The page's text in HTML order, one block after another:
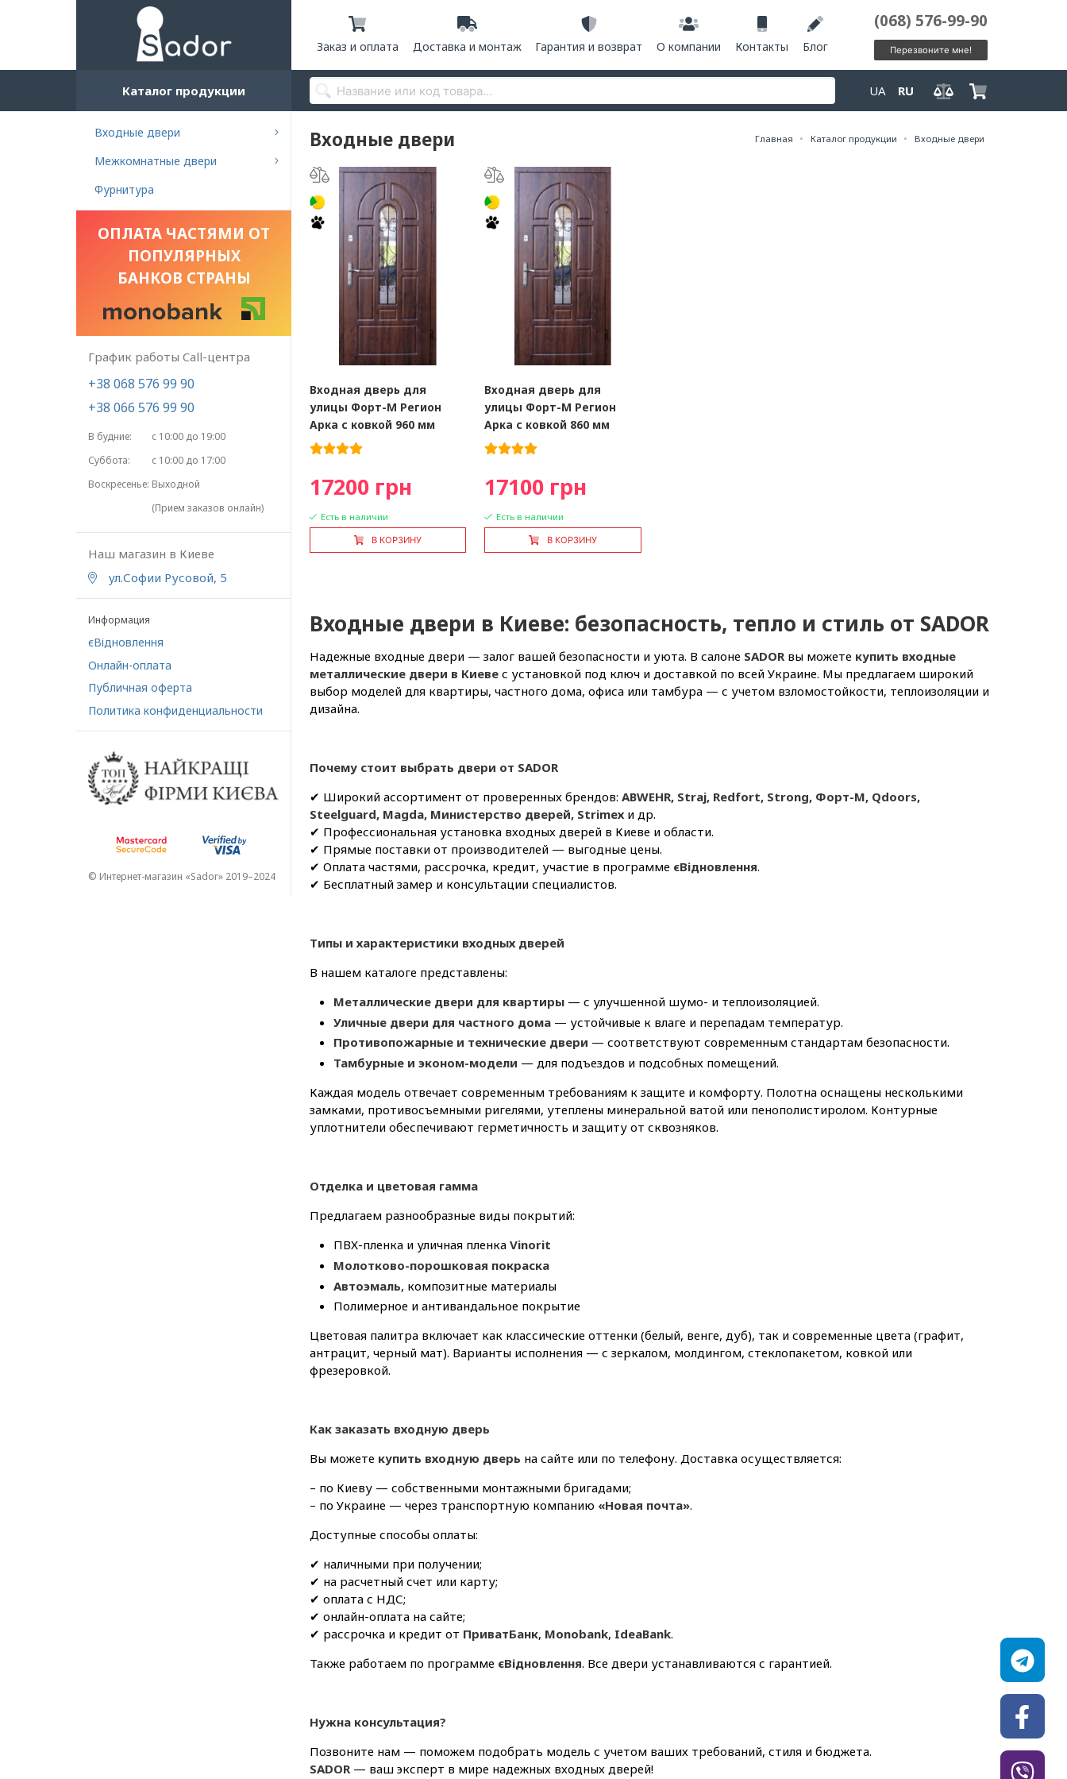
Заказ и оплата Доставка и монтаж Гарантия и возврат О компании Контакты Блог
(068) 576-99-90
Перезвоните мне!
Каталог продукции UA RU
Входные двери
Межкомнатные двери
Фурнитура
ОПЛАТА ЧАСТЯМИ ОТ
ПОПУЛЯРНЫХ
БАНКОВ СТРАНЫ
График работы Call-центра
+38 068 576 99 90
+38 066 576 99 90
В будние:
Суббота:
Воскресенье:
с 10:00 до 19:00
с 10:00 до 17:00
Выходной
(Прием заказов онлайн)
Наш магазин в Киеве
ул.Софии Русовой, 5
Информация
єВідновлення
Онлайн-оплата
Публичная оферта
Политика конфиденциальности
© Интернет-магазин «Sador» 2019–2024
Входные двери Главная Каталог продукции Входные двери
Входная дверь для
улицы Форт-М Регион
Арка с ковкой 960 мм
17200 грн
Есть в наличии
В КОРЗИНУ
Входная дверь для
улицы Форт-М Регион
Арка с ковкой 860 мм
17100 грн
Есть в наличии
В КОРЗИНУ
Входные двери в Киеве: безопасность, тепло и стиль от SADOR
Надежные входные двери — залог вашей безопасности и уюта. В салоне SADORвы можете купить входные
металлические двери в Киевес установкой под ключ и доставкой по всей Украине. Мы предлагаем широкий
выбор моделей для квартиры, частного дома, офиса или тамбура — с учетом взломостойкости, теплоизоляции и
дизайна.
Почему стоит выбрать двери от SADOR
✔ Широкий ассортимент от проверенных брендов: ABWEHR, Straj, Redfort, Strong, Форт-М, Qdoors,
Steelguard, Magda, Министерство дверей, Strimeхи др.
✔ Профессиональная установка входных дверей в Киеве и области.
✔ Прямые поставки от производителей — выгодные цены.
✔ Оплата частями, рассрочка, кредит, участие в программе єВідновлення.
✔ Бесплатный замер и консультации специалистов.
Типы и характеристики входных дверей
В нашем каталоге представлены:
Металлические двери для квартиры— с улучшенной шумо- и теплоизоляцией.
Уличные двери для частного дома— устойчивые к влаге и перепадам температур.
Противопожарные и технические двери — соответствуют современным стандартам безопасности.
Тамбурные и эконом-модели — для подъездов и подсобных помещений.
Каждая модель отвечает современным требованиям к защите и комфорту. Полотна оснащены несколькими
замками, противосъемными ригелями, утеплены минеральной ватой или пенополистиролом. Контурные
уплотнители обеспечивают герметичность и защиту от сквозняков.
Отделка и цветовая гамма
Предлагаем разнообразные виды покрытий:
ПВХ-пленка и уличная пленка Vinorit
Молотково-порошковая покраска
Автоэмаль, композитные материалы
Полимерное и антивандальное покрытие
Цветовая палитра включает как классические оттенки (белый, венге, дуб), так и современные цвета (графит,
антрацит, черный мат). Варианты исполнения — с зеркалом, молдингом, стеклопакетом, ковкой или
фрезеровкой.
Как заказать входную дверь
Вы можете купить входную дверь на сайте или по телефону. Доставка осуществляется:
– по Киеву — собственными монтажными бригадами;
– по Украине — через транспортную компанию «Новая почта».
Доступные способы оплаты:
✔ наличными при получении;
✔ на расчетный счет или карту;
✔ оплата с НДС;
✔ онлайн-оплата на сайте;
✔ рассрочка и кредит от ПриватБанк, Monobank, IdeaBank.
Также работаем по программе єВідновлення. Все двери устанавливаются с гарантией.
Нужна консультация?
Позвоните нам — поможем подобрать модель с учетом ваших требований, стиля и бюджета.
SADOR— ваш эксперт в мире надежных входных дверей!